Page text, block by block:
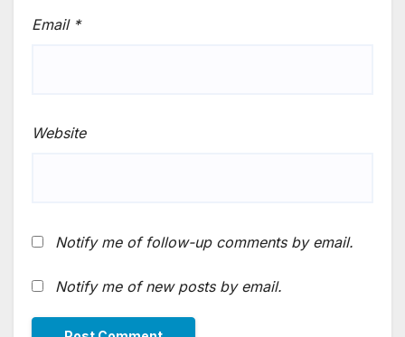
Email *
Website
Notify me of follow-up comments by email.
Notify me of new posts by email.